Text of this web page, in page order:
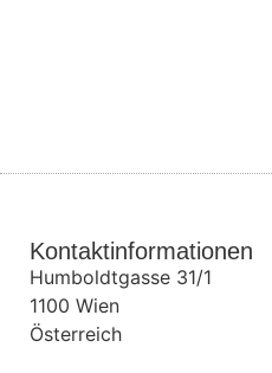
Kontaktinformationen
Humboldtgasse 31/1
1100 Wien
Österreich